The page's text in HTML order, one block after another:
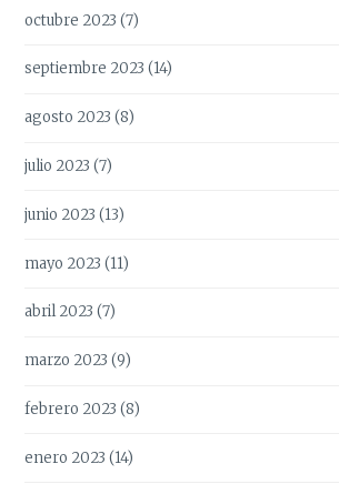
octubre 2023 (7)
septiembre 2023 (14)
agosto 2023 (8)
julio 2023 (7)
junio 2023 (13)
mayo 2023 (11)
abril 2023 (7)
marzo 2023 (9)
febrero 2023 (8)
enero 2023 (14)